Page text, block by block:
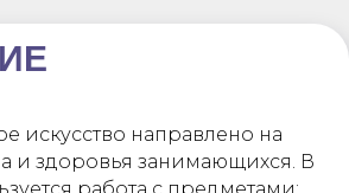
искусство направлено на
и здоровья занимающихся. В